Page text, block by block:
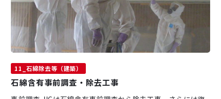
11_石綿除去等（建築）
石綿含有事前調査・除去工事